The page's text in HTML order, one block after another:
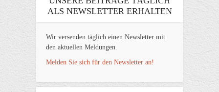
ALS NEWSLETTER ERHALTEN
Wir versenden täglich einen Newsletter mit
den aktuellen Meldungen.
Melden Sie sich für den Newsletter an!